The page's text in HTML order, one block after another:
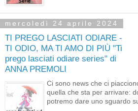
mercoledì 24 aprile 2024
TI PREGO LASCIATI ODIARE -
TI ODIO, MA TI AMO DI PIÙ "Ti
prego lasciati odiare series" di
ANNA PREMOLI
Ci sono news che ci
quella che sta per arrivare:
potremo dare uno sguardo